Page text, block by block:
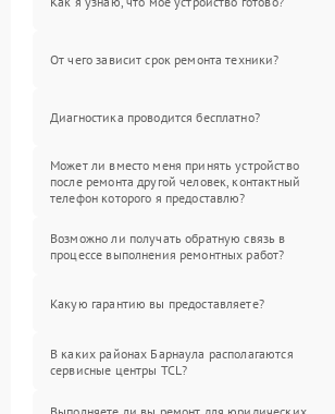
От чего зависит срок ремонта техники?
Диагностика проводится бесплатно?
Может ли вместо меня принять устройство
после ремонта другой человек, контактный
телефон которого я предоставлю?
Возможно ли получать обратную связь в
процессе выполнения ремонтных работ?
Какую гарантию вы предоставляете?
В каких районах Барнаула располагаются
сервисные центры TCL?
Выполняете ли вы ремонт для юридических